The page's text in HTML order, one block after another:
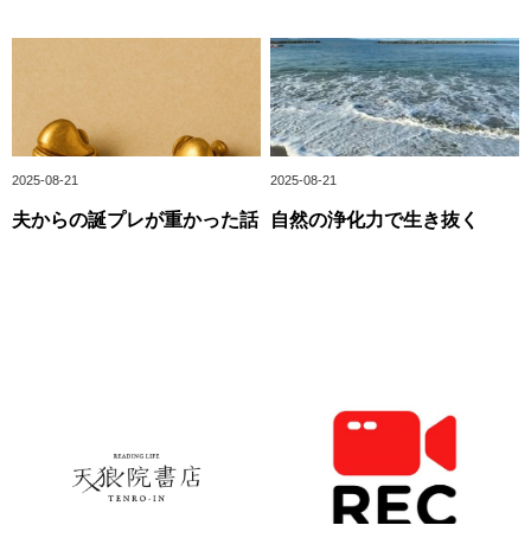
2025-08-21
夫からの誕プレが重かった話
2025-08-21
自然の浄化力で生き抜く